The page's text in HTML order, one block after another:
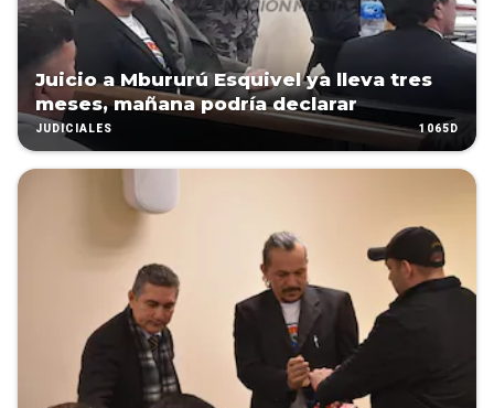
Juicio a Mbururú Esquivel ya lleva tres
meses, mañana podría declarar
JUDICIALES 1065D